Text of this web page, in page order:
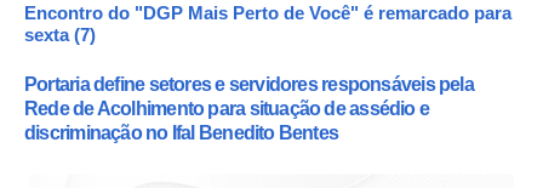
Encontro do "DGP Mais Perto de Você" é remarcado para
sexta (7)
Portaria define setores e servidores responsáveis pela
Rede de Acolhimento para situação de assédio e
discriminação no Ifal Benedito Bentes